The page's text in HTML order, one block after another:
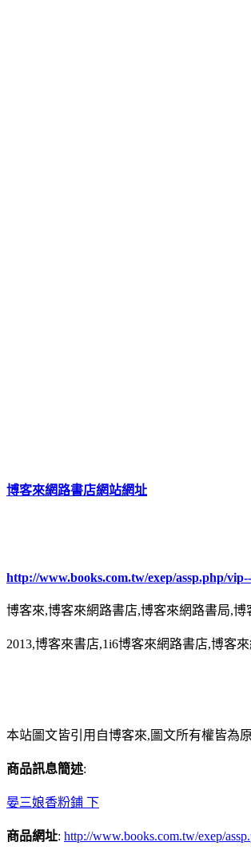
博客來網路書店網站網址
http://www.books.com.tw/exep/assp.php/
博客來,博客來網路書店,博客來網路書局,博
2013,博客來書店,1i6博客來網路書店,博客
本站圖文皆引用自博客來,圖文所有權皆為
商品訊息簡述:
晏三娘香粉鋪 下
商品網址: http://www.books.com.tw/exep/